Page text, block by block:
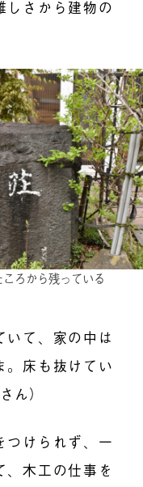
しさから建物の
ろから残っている
いて、家の中は
。床も抜けてい
ん）
つけられず、一
木工の仕事を